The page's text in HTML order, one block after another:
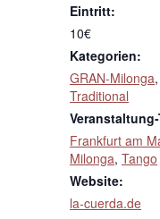
Eintritt:
10€
Kategorien:
GRAN-Milonga,
Traditional
Frankfurt am
Milonga, Tango
Website:
la-cuerda.de